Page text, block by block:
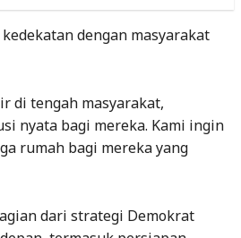
dengan masyarakat
di tengah masyarakat,
nyata bagi mereka. Kami ingin
rumah bagi mereka yang
dari strategi Demokrat